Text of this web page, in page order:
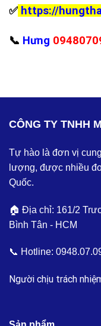
✅ https://
📞 Hưng
CÔNG TY TNHH
Tự hào là đơn vị
lượng, được nhiều
Quốc.
🏠 Địa chỉ: 161/2
Bình Tân - HCM
📞 Hotline:
Người chịu trách